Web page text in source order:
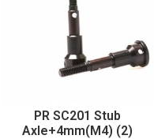
PR SC201 Stub
Axle+4mm(m4) (2)